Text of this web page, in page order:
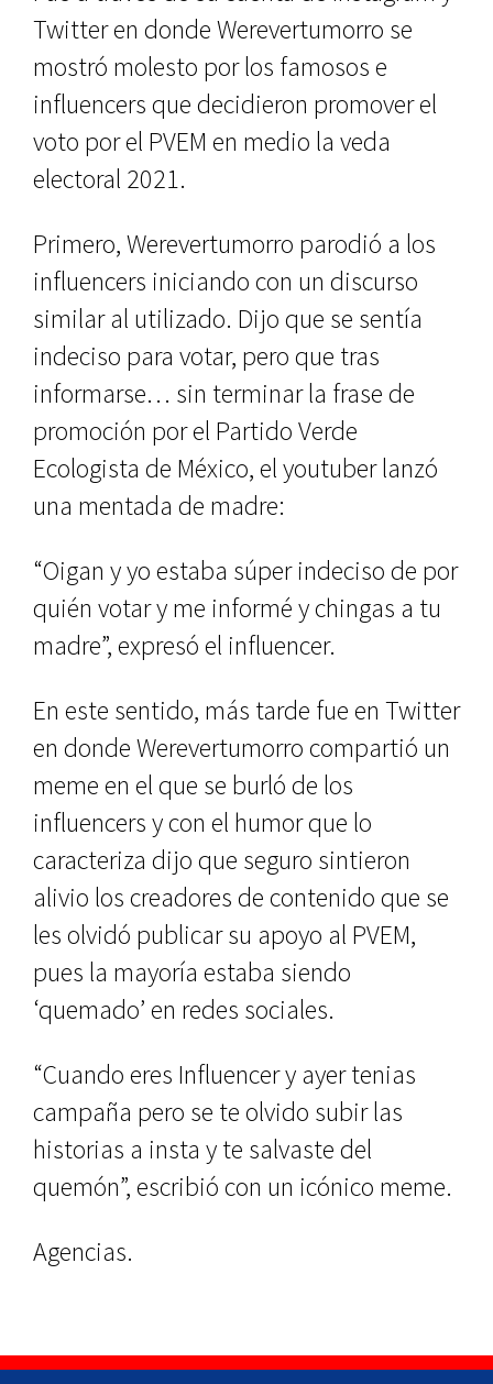
Twitter en donde Werevertumorro se
mostró molesto por los famosos e
influencers que decidieron promover el
voto por el PVEM en medio la veda
electoral 2021.
Primero, Werevertumorro parodió a los
influencers iniciando con un discurso
similar al utilizado. Dijo que se sentía
indeciso para votar, pero que tras
informarse… sin terminar la frase de
promoción por el Partido Verde
Ecologista de México, el youtuber lanzó
una mentada de madre:
“Oigan y yo estaba súper indeciso de por
quién votar y me informé y chingas a tu
madre”, expresó el influencer.
En este sentido, más tarde fue en Twitter
en donde Werevertumorro compartió un
meme en el que se burló de los
influencers y con el humor que lo
caracteriza dijo que seguro sintieron
alivio los creadores de contenido que se
les olvidó publicar su apoyo al PVEM,
pues la mayoría estaba siendo
‘quemado’ en redes sociales.
“Cuando eres Influencer y ayer tenias
campaña pero se te olvido subir las
historias a insta y te salvaste del
quemón”, escribió con un icónico meme.
Agencias.